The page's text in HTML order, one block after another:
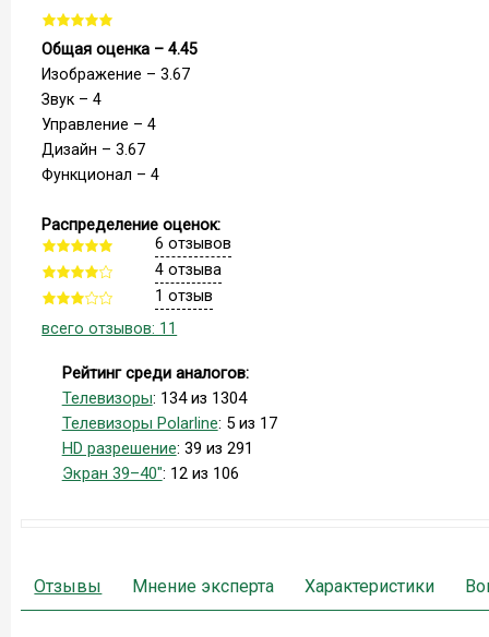
Общая оценка – 4.45
Изображение – 3.67
Звук – 4
Управление – 4
Дизайн – 3.67
Функционал – 4
Распределение оценок:
6 отзывов
4 отзыва
1 отзыв
всего отзывов: 11
Рейтинг среди аналогов:
Телевизоры: 134 из 1304
Телевизоры Polarline: 5 из 17
HD разрешение: 39 из 291
Экран 39–40": 12 из 106
Отзывы Мнение эксперта Характеристики